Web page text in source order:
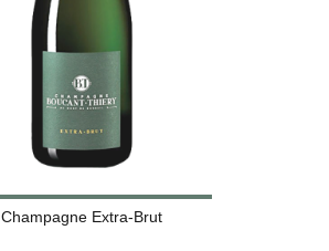
Champagne Extra-Brut